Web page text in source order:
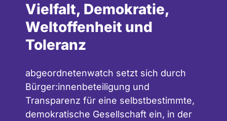
Vielfalt, Demokratie,
Weltoffenheit und
Toleranz
abgeordnetenwatch setzt sich durch
Bürger:innenbeteiligung und
Transparenz für eine selbstbestimmte,
demokratische Gesellschaft ein, in der